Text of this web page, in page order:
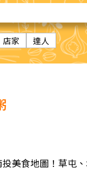
店家 達人
投美食地圖！草屯